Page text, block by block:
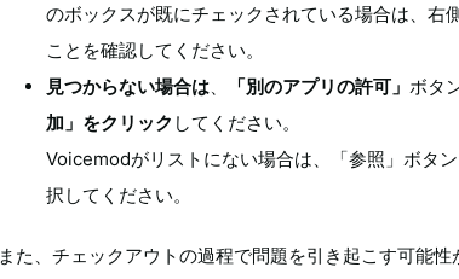
のボックスが既にチェックされている場合は、右
ことを確認してください。
見つからない場合は、 「別のアプリの許可」 ボタ
加」をクリック してください。
Voicemodがリストにない場合は、「参照」ボタ
択してください。
また、チェックアウトの過程で問題を引き起こす可能